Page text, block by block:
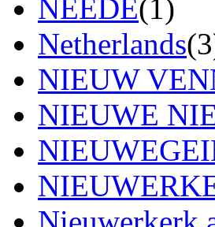
NEEDE(1)
Netherlands
NIEUW
NIEUWE